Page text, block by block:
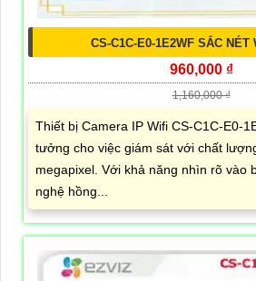
CS-C1C-E0-1E2WF SẮC NÉT
960,000 ₫
1,160,000 ₫
Thiết bị Camera IP Wifi CS-C1C-E0-
tưởng cho việc giám sát với chất
megapixel. Với khả năng nhìn rõ vào
nghệ hồng...